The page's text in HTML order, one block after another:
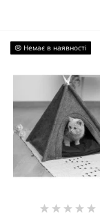
😢 Немає в наявності